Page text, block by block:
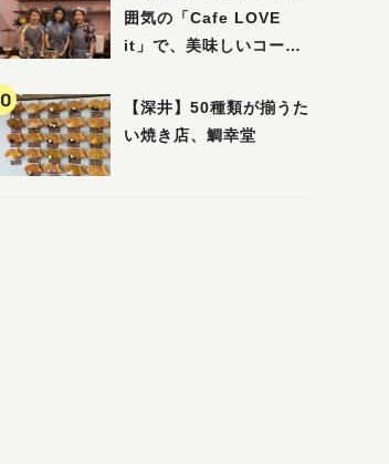
囲気の「Cafe LOVE
it」で、美味しいコーヒ
【深井】50種類が揃うた
い焼き店、鯛幸堂